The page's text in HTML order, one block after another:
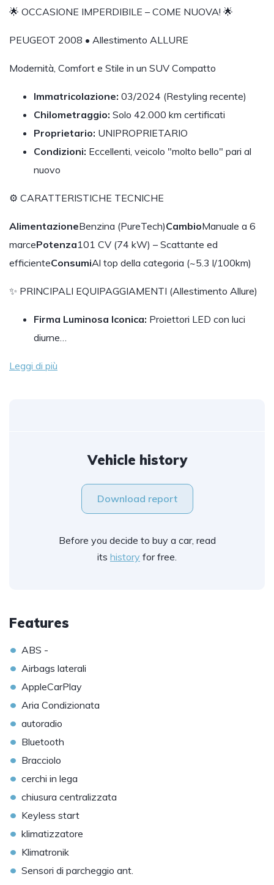
🌟 OCCASIONE IMPERDIBILE – COME NUOVA! 🌟
PEUGEOT 2008 • Allestimento ALLURE
Modernità, Comfort e Stile in un SUV Compatto
Immatricolazione: 03/2024 (Restyling recente)
Chilometraggio: Solo 42.000 km certificati
Proprietario: UNIPROPRIETARIO
Condizioni: Eccellenti, veicolo "molto bello" pari al
nuovo
⚙️ CARATTERISTICHE TECNICHE
AlimentazioneBenzina (PureTech)CambioManuale a 6
marcePotenza101 CV (74 kW) – Scattante ed
efficienteConsumiAl top della categoria (~5.3 l/100km)
✨ PRINCIPALI EQUIPAGGIAMENTI (Allestimento Allure)
Firma Luminosa Iconica: Proiettori LED con luci
diurne…
Leggi di più
Vehicle history
Download report
Before you decide to buy a car, read
its history for free.
Features
• ABS -
• Airbags laterali
• AppleCarPlay
• Aria Condizionata
• autoradio
• Bluetooth
• Bracciolo
• cerchi in lega
• chiusura centralizzata
• Keyless start
• klimatizzatore
• Klimatronik
• Sensori di parcheggio ant.